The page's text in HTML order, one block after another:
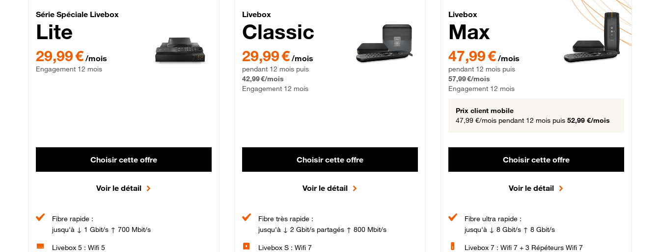
Série Spéciale Livebox Lite Fibre
Série Spéciale Livebox
Lite
29,99 € par mois , Engagement 12 mois
29,99 € /mois
Engagement 12 mois
Choisir cette offre
Voir le détail
Fibre rapide :
jusqu'à ↓ 1 Gbit/s ↑ 700 Mbit/s
Livebox 5 : Wifi 5
Livebox Classic Fibre
Livebox
Classic
29,99 € par mois pendant 12 mois puis 42,99 € par mois, Engagement 12 mois
29,99 € /mois
pendant 12 mois puis
42,99 €/mois
Engagement 12 mois
Choisir cette offre
Voir le détail
Fibre très rapide :
jusqu'à ↓ 2 Gbit/s partagés ↑ 800 Mbit/s
Livebox S : Wifi 7
Livebox Max Fibre
Livebox
Max
47,99 € par mois pendant 12 mois puis 57,99 € par mois,
47,99 € /mois
pendant 12 mois puis
57,99 €/mois
Engagement 12 mois
Prix client mobile
47,99 €/mois pendant 12 mois puis 52,99 €/mois
Choisir cette offre
Voir le détail
Fibre ultra rapide :
jusqu'à ↓ 8 Gbit/s ↑ 8 Gbit/s
Livebox 7 : Wifi 7 + 3 Répéteurs Wifi 7